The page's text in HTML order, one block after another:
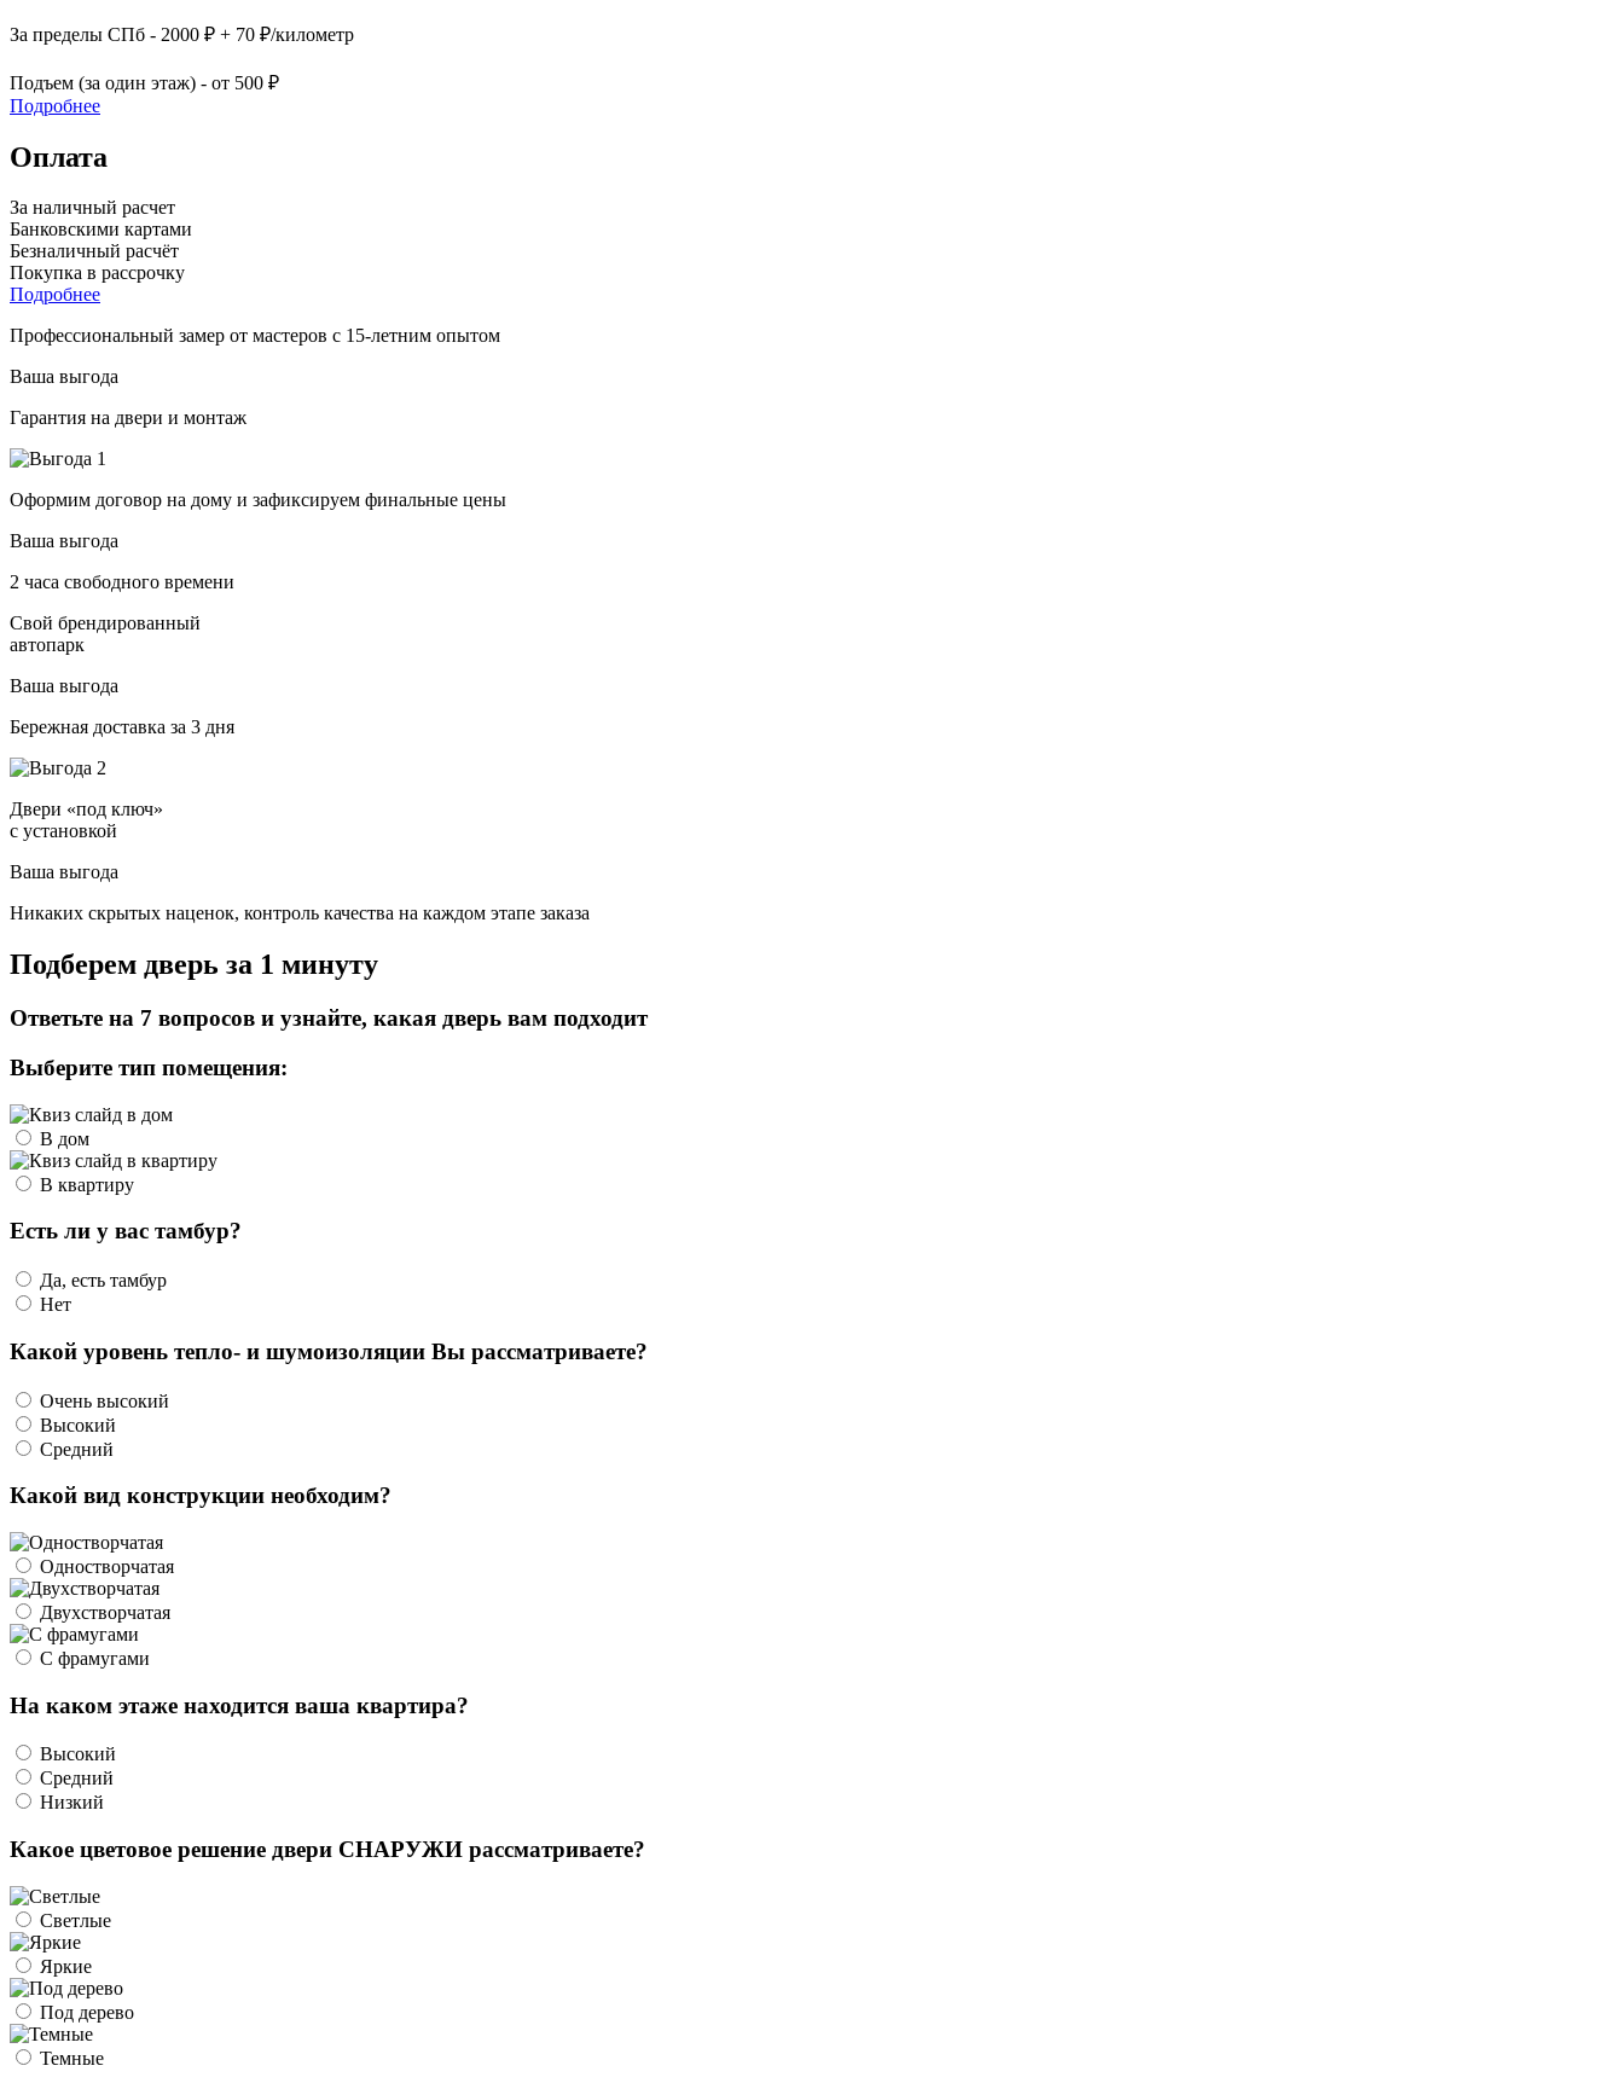
За пределы СПб - 2000 ₽ + 70 ₽/километр
Подъем (за один этаж) - от 500 ₽
Подробнее
Оплата
За наличный расчет
Банковскими картами
Безналичный расчёт
Покупка в рассрочку
Подробнее
Профессиональный замер от мастеров с 15-летним опытом
Ваша выгода
Гарантия на двери и монтаж
Оформим договор на дому и зафиксируем финальные цены
Ваша выгода
2 часа свободного времени
Свой брендированный
автопарк
Ваша выгода
Бережная доставка за 3 дня
Двери «под ключ»
с установкой
Ваша выгода
Никаких скрытых наценок, контроль качества на каждом этапе заказа
Подберем дверь за 1 минуту
Ответьте на 7 вопросов и узнайте, какая дверь вам подходит
Выберите тип помещения:
В дом
В квартиру
Есть ли у вас тамбур?
Да, есть тамбур
Нет
Какой уровень тепло- и шумоизоляции Вы рассматриваете?
Очень высокий
Высокий
Средний
Какой вид конструкции необходим?
Одностворчатая
Двухстворчатая
С фрамугами
На каком этаже находится ваша квартира?
Высокий
Средний
Низкий
Какое цветовое решение двери СНАРУЖИ рассматриваете?
Светлые
Яркие
Под дерево
Темные